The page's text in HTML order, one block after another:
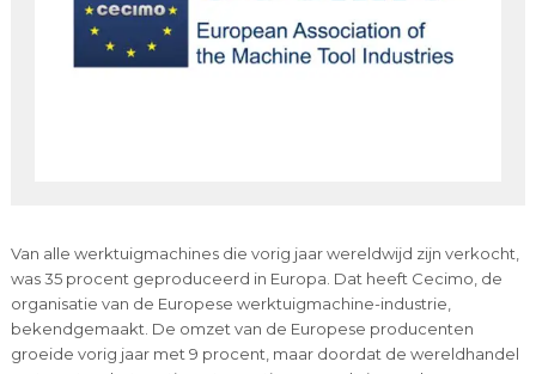
Van alle werktuigmachines die vorig jaar wereldwijd zijn verkocht,
was 35 procent geproduceerd in Europa. Dat heeft Cecimo, de
organisatie van de Europese werktuigmachine-industrie,
bekendgemaakt. De omzet van de Europese producenten
groeide vorig jaar met 9 procent, maar doordat de wereldhandel